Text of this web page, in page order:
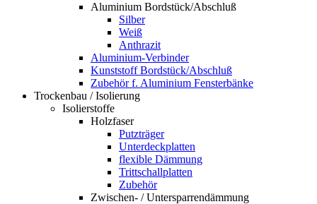
Aluminium Bordstück/Abschluß
Silber
Weiß
Anthrazit
Aluminium-Verbinder
Kunststoff Bordstück/Abschluß
Zubehör f. Aluminium Fensterbänke
Trockenbau / Isolierung
Isolierstoffe
Holzfaser
Putzträger
Unterdeckplatten
flexible Dämmung
Trittschallplatten
Zubehör
Zwischen- / Untersparrendämmung